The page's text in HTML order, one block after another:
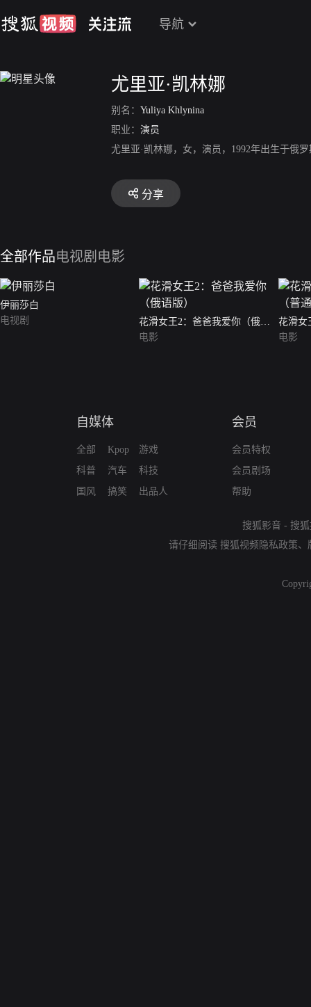
导航
尤里亚·凯林娜
别名： Yuliya Khlynina
职业： 演员
尤里亚·凯林娜，女，演员，1992年出生于俄
分享
全部作品电视剧 电影
伊丽莎白
电视剧
花滑女王2：爸爸我爱你（俄语
版）
电影
花滑女
话版）
电影
自媒体
全部
科普
国风
Kpop
汽车
搞笑
游戏
科技
出品人
会员
会员特权
会员剧场
帮助
搜狐影音 - 搜
请仔细阅读 搜狐视频隐私政策、